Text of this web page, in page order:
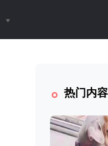
热门内容